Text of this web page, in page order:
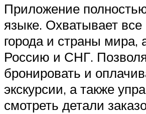
Приложение
языке. Охватывает
города и страны мира,
Россию и СНГ.
бронировать и
экскурсии, а также
смотреть детали